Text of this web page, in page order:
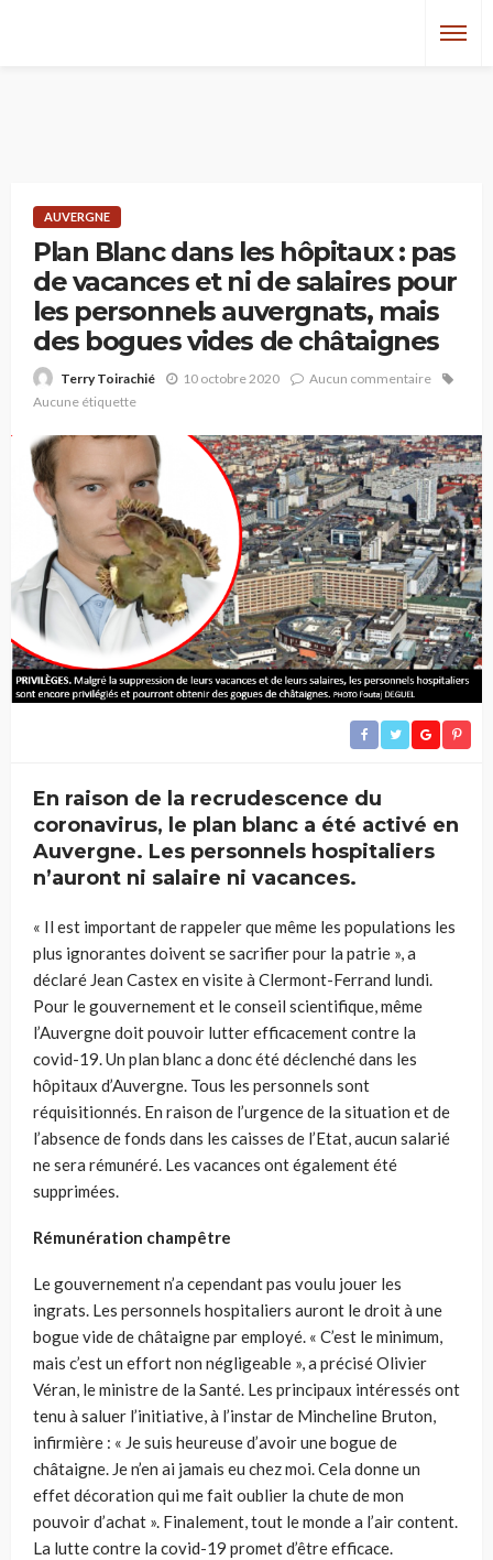
AUVERGNE
Plan Blanc dans les hôpitaux : pas
de vacances et ni de salaires pour
les personnels auvergnats, mais
des bogues vides de châtaignes
Terry Toirachié 10 octobre 2020
Aucun commentaire
Aucune étiquette
En raison de la recrudescence du
coronavirus, le plan blanc a été activé en
Auvergne. Les personnels hospitaliers
n’auront ni salaire ni vacances.
« Il est important de rappeler que même les populations les
plus ignorantes doivent se sacrifier pour la patrie », a
déclaré Jean Castex en visite à Clermont-Ferrand lundi.
Pour le gouvernement et le conseil scientifique, même
l’Auvergne doit pouvoir lutter efficacement contre la
covid-19. Un plan blanc a donc été déclenché dans les
hôpitaux d’Auvergne. Tous les personnels sont
réquisitionnés. En raison de l’urgence de la situation et de
l’absence de fonds dans les caisses de l’Etat, aucun salarié
ne sera rémunéré. Les vacances ont également été
supprimées.
Rémunération champêtre
Le gouvernement n’a cependant pas voulu jouer les
ingrats. Les personnels hospitaliers auront le droit à une
bogue vide de châtaigne par employé. « C’est le minimum,
mais c’est un effort non négligeable », a précisé Olivier
Véran, le ministre de la Santé. Les principaux intéressés ont
tenu à saluer l’initiative, à l’instar de Mincheline Bruton,
infirmière : « Je suis heureuse d’avoir une bogue de
châtaigne. Je n’en ai jamais eu chez moi. Cela donne un
effet décoration qui me fait oublier la chute de mon
pouvoir d’achat ». Finalement, tout le monde a l’air content.
La lutte contre la covid-19 promet d’être efficace.